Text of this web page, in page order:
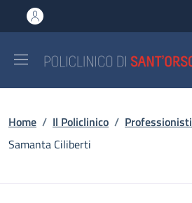
al contenuto principale
to footer content
Briciole di pane
Home / Il Policlinico / Professionisti
Samanta Ciliberti